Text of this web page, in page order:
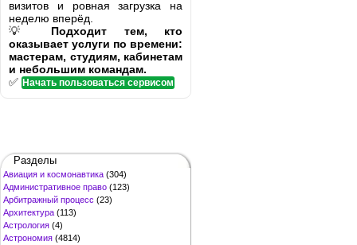
визитов и ровная загрузка на
неделю вперёд.
💡 Подходит тем, кто
оказывает услуги по времени:
мастерам, студиям, кабинетам
и небольшим командам.
✅ Начать пользоваться сервисом
Разделы
Авиация и космонавтика (304)
Административное право (123)
Арбитражный процесс (23)
Архитектура (113)
Астрология (4)
Астрономия (4814)